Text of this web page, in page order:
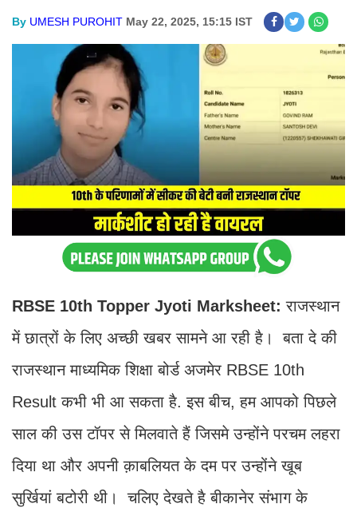
By UMESH PUROHIT May 22, 2025, 15:15 IST
RBSE 10th Topper Jyoti Marksheet: राजस्थान
में छात्रों के लिए अच्छी खबर सामने आ रही है। बता दे की
राजस्थान माध्यमिक शिक्षा बोर्ड अजमेर RBSE 10th
Result कभी भी आ सकता है. इस बीच, हम आपको पिछले
साल की उस टॉपर से मिलवाते हैं जिसमे उन्होंने परचम लहरा
दिया था और अपनी क़ाबलियत के दम पर उन्होंने खूब
सुर्खियां बटोरी थी। चलिए देखते है बीकानेर संभाग के